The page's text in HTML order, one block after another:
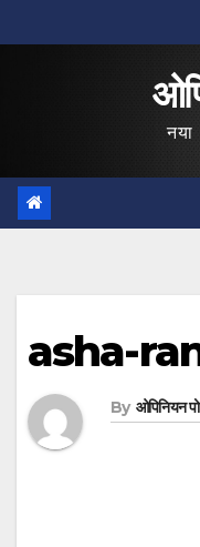
to
नया
asha-
By ओपिनियन